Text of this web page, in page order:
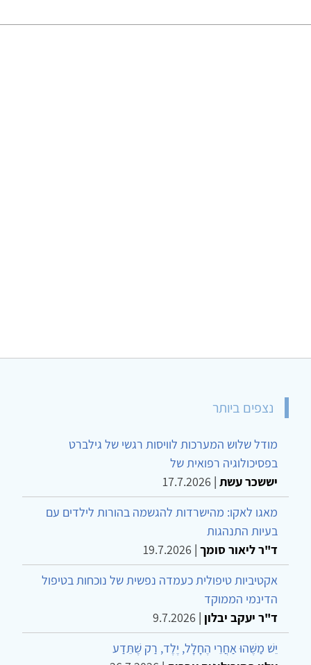
נצפים ביותר
מודל שלוש המערכות לוויסות רגשי של גילברט
בפסיכולוגיה רפואית של
יששכר עשת |
17.7.2026
מאגו לאקו: מהישרדות להגשמה בהורות לילדים עם
בעיות התנהגות
ד"ר ליאור סומך |
19.7.2026
אקטיביות טיפולית כעמדה נפשית של נוכחות בטיפול
הדינמי הממוקד
ד"ר יעקב יבלון |
9.7.2026
יֵשׁ מַשֶּׁהוּ אַחֲרֵי הֶחָלָל, יֶלֶד, רַק שֶׁתֵּדַע